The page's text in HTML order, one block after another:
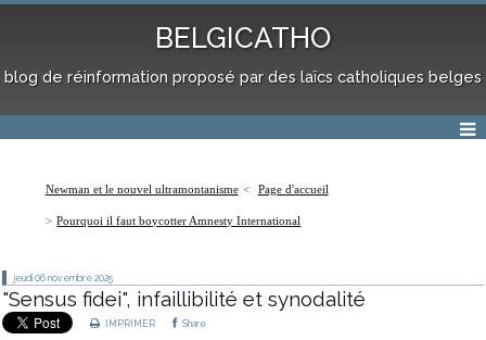
BELGICATHO
blog de réinformation proposé par des laïcs catholiques belges
Newman et le nouvel ultramontanisme Page d'accueil
Pourquoi il faut boycotter Amnesty International
jeudi 06 novembre 2025
"Sensus fidei", infaillibilité et synodalité
IMPRIMER Share